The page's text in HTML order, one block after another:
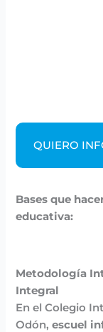
QUIERO
Bases que
educativa:
Metodología
Integral
En el Colegio
Odón,escuel